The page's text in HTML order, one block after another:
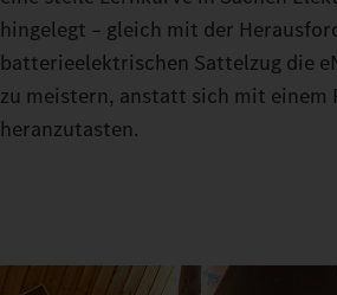
hingelegt – gleich mit der
batterieelektrischen Sattelzug die
zu meistern, anstatt sich mit einem
heranzutasten.